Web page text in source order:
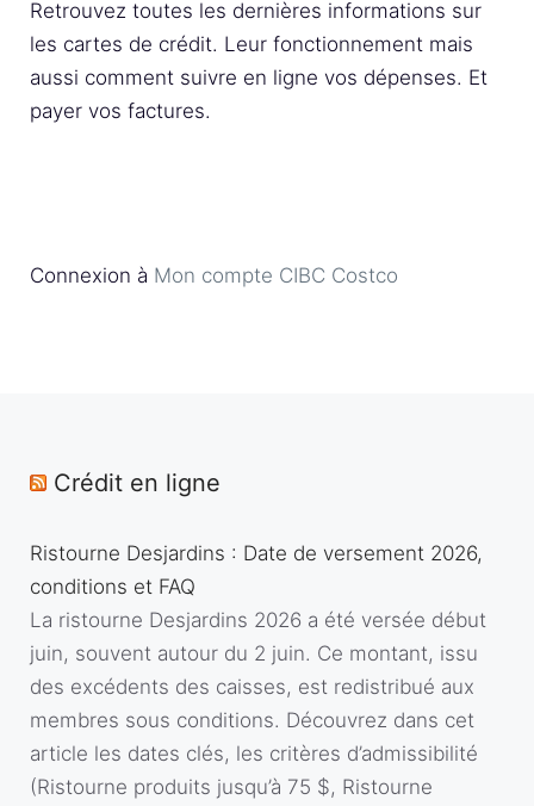
Retrouvez toutes les dernières informations sur
les cartes de crédit. Leur fonctionnement mais
aussi comment suivre en ligne vos dépenses. Et
payer vos factures.
Connexion à Mon compte CIBC Costco
Crédit en ligne
Ristourne Desjardins : Date de versement 2026,
conditions et FAQ
La ristourne Desjardins 2026 a été versée début
juin, souvent autour du 2 juin. Ce montant, issu
des excédents des caisses, est redistribué aux
membres sous conditions. Découvrez dans cet
article les dates clés, les critères d’admissibilité
(Ristourne produits jusqu’à 75 $, Ristourne